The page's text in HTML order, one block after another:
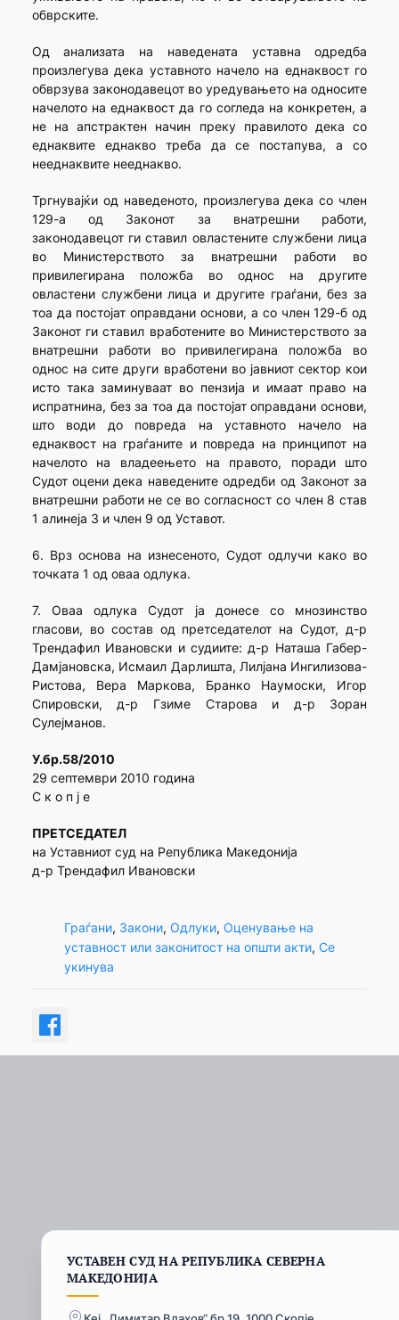
обврските.
Од анализата на наведената уставна одредба
произлегува дека уставното начело на еднаквост го
обврзува законодавецот во уредувањето на односите
начелото на еднаквост да го согледа на конкретен, а
не на апстрактен начин преку правилото дека со
еднаквите еднакво треба да се постапува, а со
нееднаквите нееднакво.
Тргнувајќи од наведеното, произлегува дека со член
129-а од Законот за внатрешни работи,
законодавецот ги ставил овластените службени лица
во Министерството за внатрешни работи во
привилегирана положба во однос на другите
овластени службени лица и другите граѓани, без за
тоа да постојат оправдани основи, а со член 129-б од
Законот ги ставил вработените во Министерството за
внатрешни работи во привилегирана положба во
однос на сите други вработени во јавниот сектор кои
исто така заминуваат во пензија и имаат право на
испратнина, без за тоа да постојат оправдани основи,
што води до повреда на уставното начело на
еднаквост на граѓаните и повреда на принципот на
начелото на владеењето на правото, поради што
Судот оцени дека наведените одредби од Законот за
внатрешни работи не се во согласност со член 8 став
1 алинеја 3 и член 9 од Уставот.
6. Врз основа на изнесеното, Судот одлучи како во
точката 1 од оваа одлука.
7. Оваа одлука Судот ја донесе со мнозинство
гласови, во состав од претседателот на Судот, д-р
Трендафил Ивановски и судиите: д-р Наташа Габер-
Дамјановска, Исмаил Дарлишта, Лилјана Ингилизова-
Ристова, Вера Маркова, Бранко Наумоски, Игор
Спировски, д-р Гзиме Старова и д-р Зоран
Сулејманов.
У.бр.58/2010
29 септември 2010 година
С к о п ј е
ПРЕТСЕДАТЕЛ
на Уставниот суд на Република Македонија
д-р Трендафил Ивановски
Граѓани, Закони, Одлуки, Оценување на
уставност или законитост на општи акти, Се
укинува
УСТАВЕН СУД НА РЕПУБЛИКА СЕВЕРНА
МАКЕДОНИЈА